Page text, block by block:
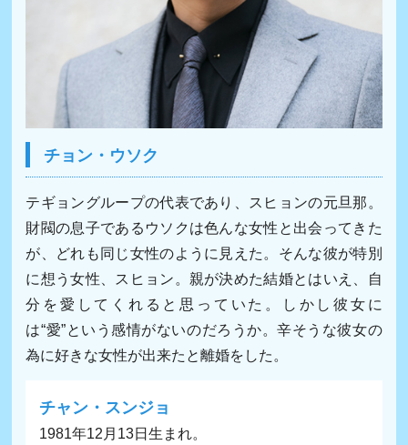
チョン・ウソク
テギョングループの代表であり、スヒョンの元旦那。
財閥の息子であるウソクは色んな女性と出会ってきた
が、どれも同じ女性のように見えた。そんな彼が特別
に想う女性、スヒョン。親が決めた結婚とはいえ、自
分を愛してくれると思っていた。しかし彼女に
は“愛”という感情がないのだろうか。辛そうな彼女の
為に好きな女性が出来たと離婚をした。
チャン・スンジョ
1981年12月13日生まれ。